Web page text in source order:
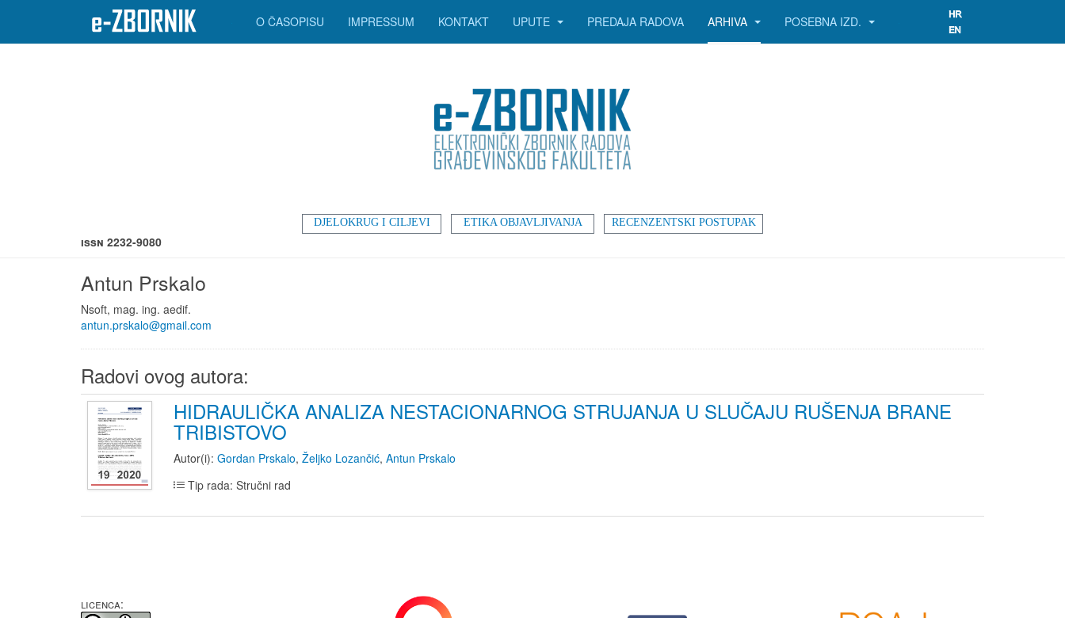
DJELOKRUG I CILJEVI ETIKA OBJAVLJIVANJA RECENZENTSKI POSTUPAK
O ČASOPISU IMPRESSUM KONTAKT UPUTE PREDAJA RADOVA ARHIVA POSEBNA IZD.
ISSN 2232-9080
Antun Prskalo
Nsoft, mag. ing. aedif.
antun.prskalo@gmail.com
Radovi ovog autora:
HIDRAULIČKA ANALIZA NESTACIONARNOG STRUJANJA U SLUČAJU RUŠENJA BRANE
TRIBISTOVO
Autor(i): Gordan Prskalo, Željko Lozančić, Antun Prskalo
Tip rada: Stručni rad
LICENCA: